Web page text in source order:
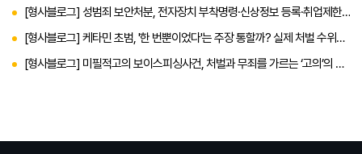
대응에 대한 내용까지
[형사블로그] 성범죄 보안처분, 전자장치 부착명령·신상정보 등록·취업제한
까지 총정리
[형사블로그] 케타민 초범, '한 번뿐이었다'는 주장 통할까? 실제 처벌 수위와
대응 전략
[형사블로그] 미필적고의 보이스피싱사건, 처벌과 무죄를 가르는 ‘고의’의 판